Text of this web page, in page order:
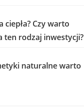
Czy warto
ten rodzaj inwestycji?
naturalne warto